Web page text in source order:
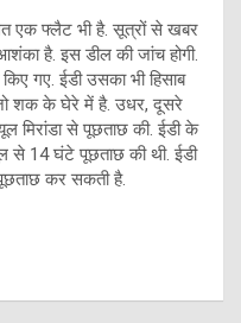
एक फ्लैट भी है. सूत्रों से खबर
है. इस डील की जांच होगी.
गए. ईडी उसका भी हिसाब
शक के घेरे में है. उधर, दूसरे
मिरांडा से पूछताछ की. ईडी के
से 14 घंटे पूछताछ की थी. ईडी
कर सकती है.